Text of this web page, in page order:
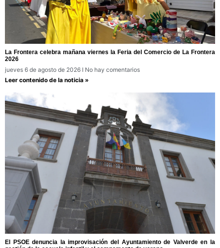
La Frontera celebra mañana viernes la Feria del Comercio de La Frontera
2026
jueves 6 de agosto de 2026
No hay comentarios
Leer contenido de la noticia »
El PSOE denuncia la improvisación del Ayuntamiento de Valverde en la